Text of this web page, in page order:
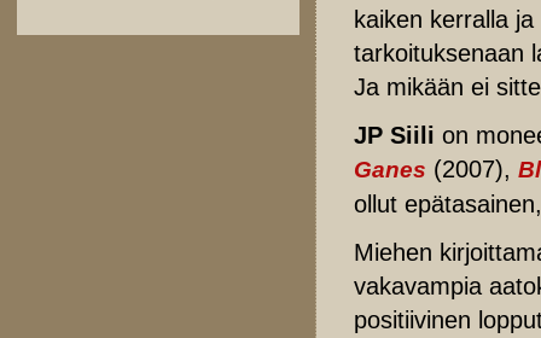
kaiken kerralla
tarkoituksenaan
Ja mikään ei
JP Siili on
Ganes (2007),
ollut
Miehen
vakavampia
positiivinen